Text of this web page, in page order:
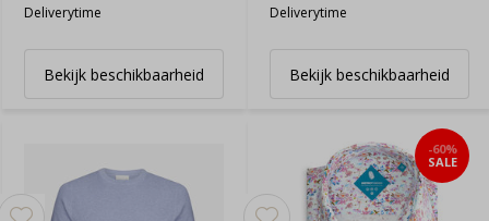
Deliverytime
Bekijk beschikbaarheid
Deliverytime
Bekijk beschikbaarheid
-60%
SALE